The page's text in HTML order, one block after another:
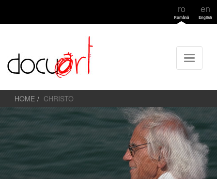
ro
Română
en
English
HOME CHRISTO